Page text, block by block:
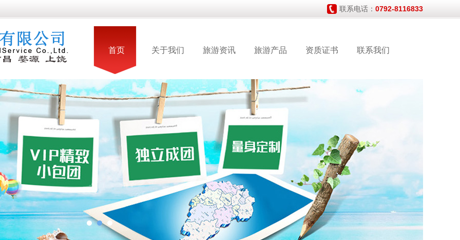
联系电话： 0792-8116833
首页 关于我们 旅游资讯 旅游产品 资质证书 联系我们